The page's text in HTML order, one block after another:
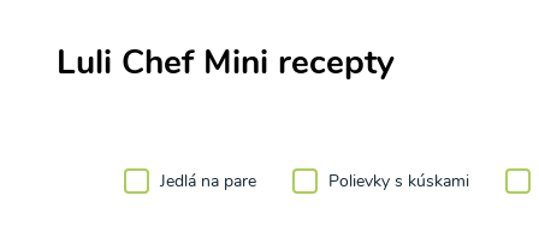
Luli Chef Mini recepty
Jedlá na pare Polievky s kúskami